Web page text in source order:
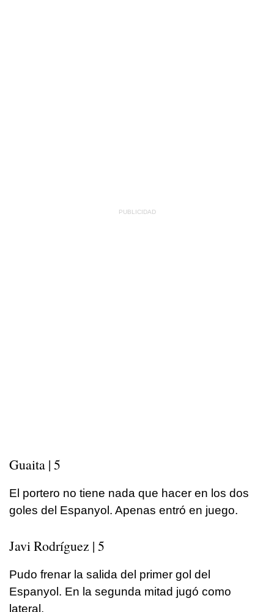
Guaita | 5
El portero no tiene nada que hacer en los dos
goles del Espanyol. Apenas entró en juego.
Javi Rodríguez | 5
Pudo frenar la salida del primer gol del
Espanyol. En la segunda mitad jugó como
lateral.